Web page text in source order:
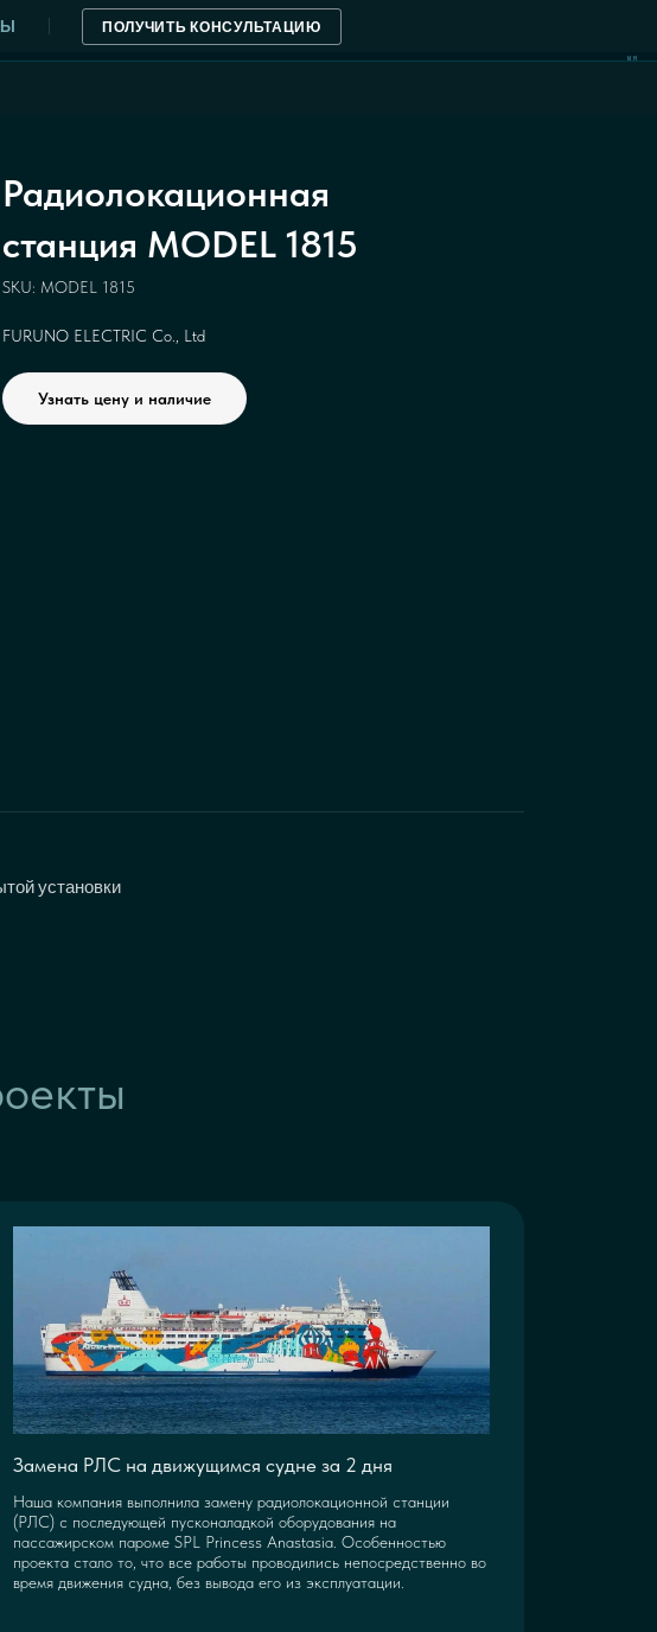
ПОЛУЧИТЬ КОНСУЛЬТАЦИЮ
NM
Радиолокационная
станция MODEL 1815
SKU: MODEL 1815
FURUNO ELECTRIC Co., Ltd
Узнать цену и наличие
установки
Наша компания выполнила замену радиолокационной станции
(РЛС) с последующей пусконаладкой оборудования на
пассажирском пароме SPL Princess Anastasia. Особенностью
проекта стало то, что все работы проводились непосредственно во
время движения судна, без вывода его из эксплуатации.
Замена РЛС на движущимся судне за 2 дня